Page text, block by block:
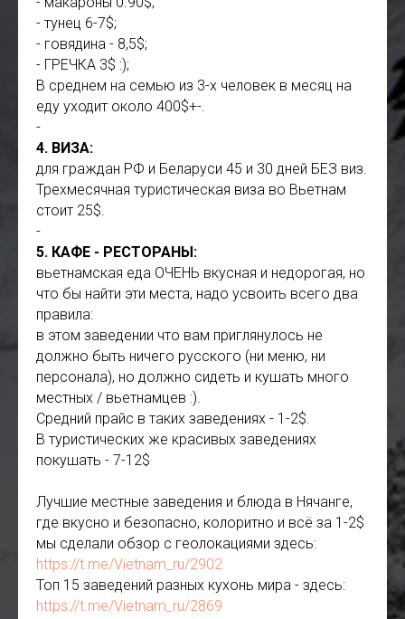
- тунец 6-7$;
- говядина - 8,5$;
- ГРЕЧКА 3$ :);
В среднем на семью из 3-х человек в месяц на
еду уходит около 400$+-.
-
4. ВИЗА:
для граждан РФ и Беларуси 45 и 30 дней БЕЗ виз.
Трехмесячная туристическая виза во Вьетнам
стоит 25$.
-
5. КАФЕ - РЕСТОРАНЫ:
вьетнамская еда ОЧЕНЬ вкусная и недорогая, но
что бы найти эти места, надо усвоить всего два
правила:
в этом заведении что вам приглянулось не
должно быть ничего русского (ни меню, ни
персонала), но должно сидеть и кушать много
местных / вьетнамцев :).
Средний прайс в таких заведениях - 1-2$.
В туристических же красивых заведениях
покушать - 7-12$
Лучшие местные заведения и блюда в Нячанге,
где вкусно и безопасно, колоритно и всё за 1-2$
мы сделали обзор с геолокациями здесь:
https://t.me/Vietnam_ru/2902
Топ 15 заведений разных кухонь мира - здесь:
https://t.me/Vietnam_ru/2869